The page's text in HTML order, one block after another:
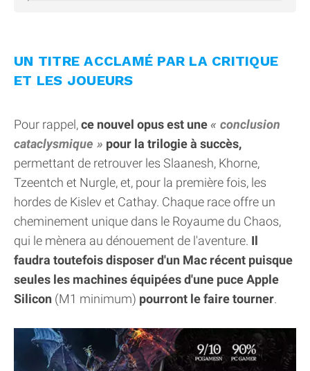
UN TITRE ACCLAMÉ PAR LA CRITIQUE
ET LES JOUEURS
Pour rappel,ce nouvel opus est une
conclusion
cataclysmique
pour la trilogie à succès,
permettant de retrouver les Slaanesh, Khorne,
Tzeentch et Nurgle, et, pour la première fois, les
hordes de Kislev et Cathay. Chaque race offre un
cheminement unique dans le Royaume du Chaos,
qui le mènera au dénouement de l'aventure. Il
faudra toutefois disposer d'un Mac récent puisque
seules les machines équipées d'une puce Apple
Silicon (M1 minimum) pourront le faire tourner.